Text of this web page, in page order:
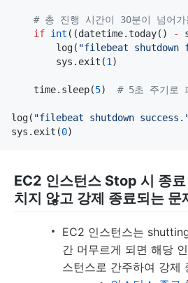
# 총 진행 시간이 30분이 넘어가
if int ((datetime.today() -
        log(
"filebeat
        sys.exit(
1)
    time.sleep(
5) # 5초 주기로
log( "filebeat shutdown success.
sys.exit(0
EC2 인스턴스 Stop 시 종
치지 않고 강제 종료되는 문
EC2 인스턴스는
간 머무르게 되면 해당
스턴스로 간주하여 강제